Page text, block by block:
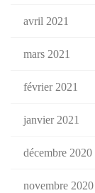
avril 2021
mars 2021
février 2021
janvier 2021
décembre 2020
novembre 2020